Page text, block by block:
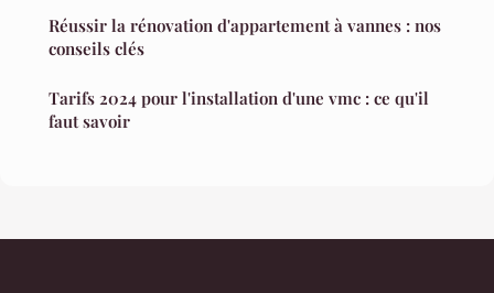
Réussir la rénovation d'appartement à vannes : nos
conseils clés
Tarifs 2024 pour l'installation d'une vmc : ce qu'il
faut savoir